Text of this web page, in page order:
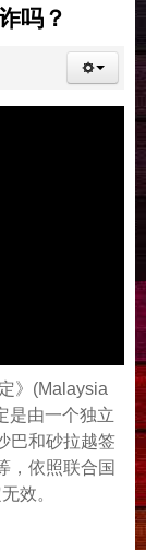
吗？
》(Malaysia
是由一个独立
巴和砂拉越签
，依照联合国
效。